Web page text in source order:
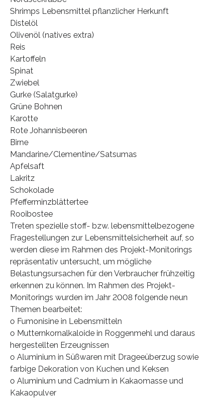
Shrimps Lebensmittel pflanzlicher Herkunft
Distelöl
Olivenöl (natives extra)
Reis
Kartoffeln
Spinat
Zwiebel
Gurke (Salatgurke)
Grüne Bohnen
Karotte
Rote Johannisbeeren
Birne
Mandarine/Clementine/Satsumas
Apfelsaft
Lakritz
Schokolade
Pfefferminzblättertee
Rooibostee
Treten spezielle stoff- bzw. lebensmittelbezogene
Fragestellungen zur Lebensmittelsicherheit auf, so
werden diese im Rahmen des Projekt-Monitorings
repräsentativ untersucht, um mögliche
Belastungsursachen für den Verbraucher frühzeitig
erkennen zu können. Im Rahmen des Projekt-
Monitorings wurden im Jahr 2008 folgende neun
Themen bearbeitet:
o Fumonisine in Lebensmitteln
o Mutternkornalkaloide in Roggenmehl und daraus
hergestellten Erzeugnissen
o Aluminium in Süßwaren mit Drageeüberzug sowie
farbige Dekoration von Kuchen und Keksen
o Aluminium und Cadmium in Kakaomasse und
Kakaopulver